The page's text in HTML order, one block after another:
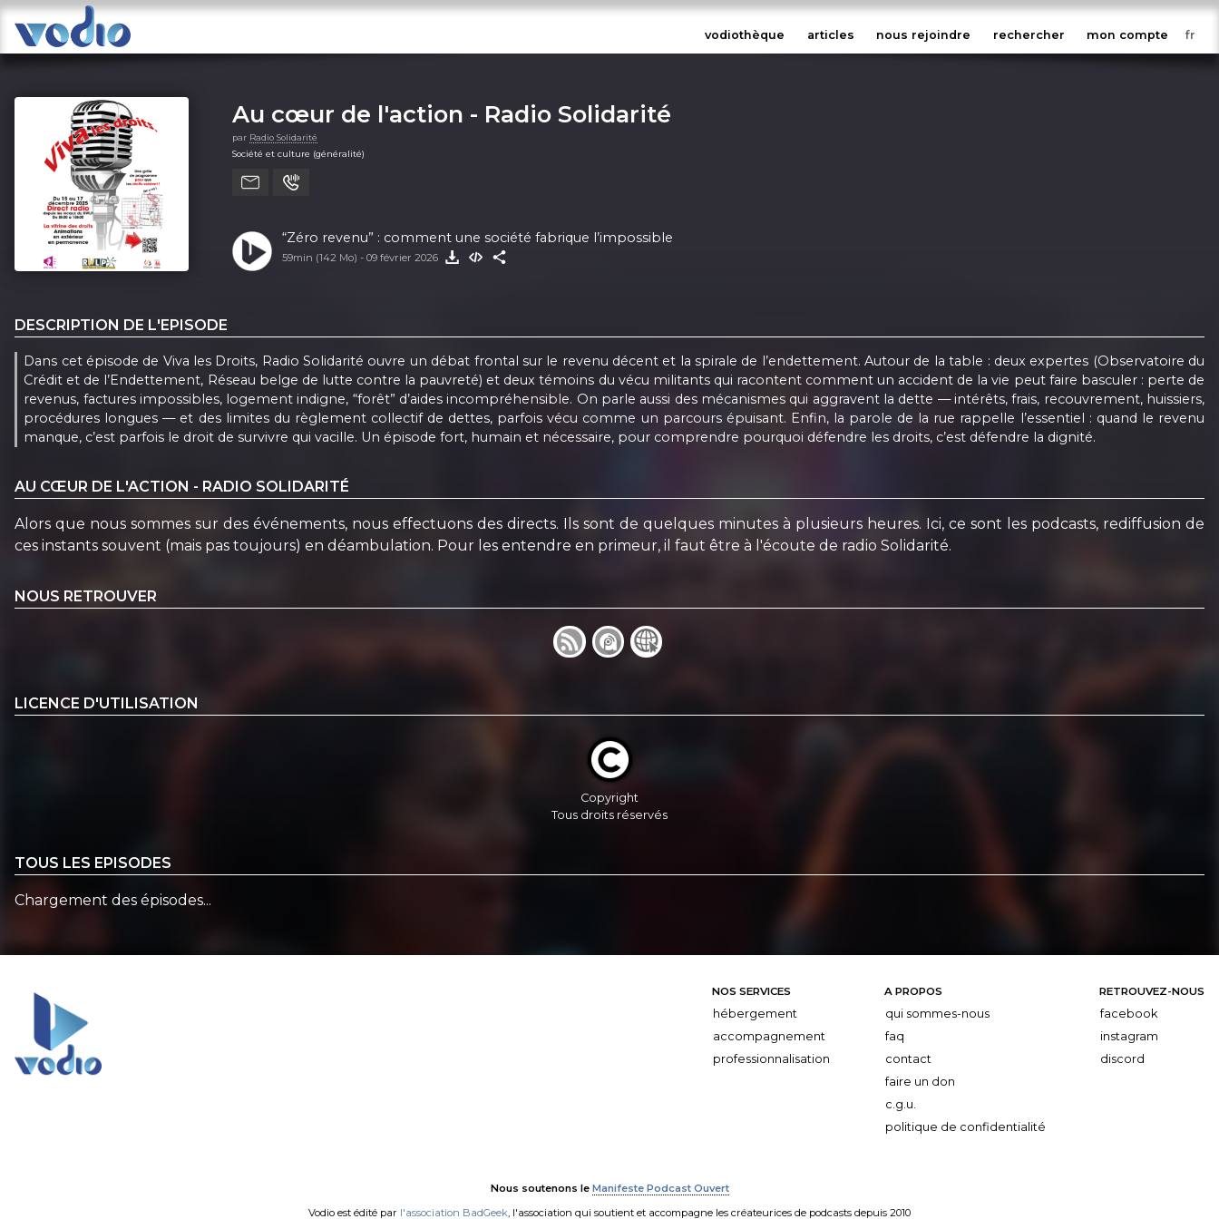
vodiothèque articles nous rejoindre rechercher mon compte
Au cœur de l'action - Radio Solidarité
par Radio Solidarité
Société et culture (généralité)
“Zéro revenu” : comment une société fabrique l’impossible
59min (142 Mo) - 09 février 2026
DESCRIPTION DE L'EPISODE
Dans cet épisode de Viva les Droits, Radio Solidarité ouvre un débat frontal sur le revenu décent et la spirale de l’endettement. Autour de la table : deux expertes (Observatoire du
Crédit et de l’Endettement, Réseau belge de lutte contre la pauvreté) et deux témoins du vécu militants qui racontent comment un accident de la vie peut faire basculer : perte de
revenus, factures impossibles, logement indigne, “forêt” d’aides incompréhensible. On parle aussi des mécanismes qui aggravent la dette — intérêts, frais, recouvrement, huissiers,
procédures longues — et des limites du règlement collectif de dettes, parfois vécu comme un parcours épuisant. Enfin, la parole de la rue rappelle l’essentiel : quand le revenu
manque, c’est parfois le droit de survivre qui vacille. Un épisode fort, humain et nécessaire, pour comprendre pourquoi défendre les droits, c’est défendre la dignité.
AU CŒUR DE L'ACTION - RADIO SOLIDARITÉ
Alors que nous sommes sur des événements, nous effectuons des directs. Ils sont de quelques minutes à plusieurs heures. Ici, ce sont les podcasts, rediffusion de
ces instants souvent (mais pas toujours) en déambulation. Pour les entendre en primeur, il faut être à l'écoute de radio Solidarité.
NOUS RETROUVER
LICENCE D'UTILISATION
Copyright
Tous droits réservés
TOUS LES EPISODES
Chargement des épisodes...
NOS SERVICES
hébergement
accompagnement
professionnalisation
A PROPOS
qui sommes-nous
faq
contact
faire un don
c.g.u.
politique de confidentialité
RETROUVEZ-NOUS
facebook
instagram
discord
Nous soutenons le Manifeste Podcast Ouvert
Vodio est édité par l'association BadGeek , l'association qui soutient et accompagne les créateurices de podcasts depuis 2010